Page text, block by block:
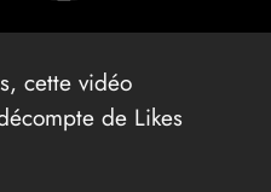
cette vidéo
de Likes